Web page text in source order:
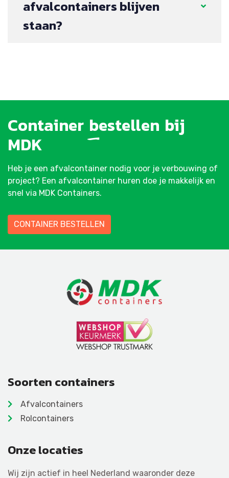
afvalcontainers blijven
staan?
Container bestellen bij
MDK
Heb je een afvalcontainer nodig voor je verbouwing of
project? Een afvalcontainer huren doe je makkelijk en
snel via MDK Containers.
CONTAINER BESTELLEN
Soorten containers
Afvalcontainers
Rolcontainers
Onze locaties
Wij zijn actief in heel Nederland waaronder deze